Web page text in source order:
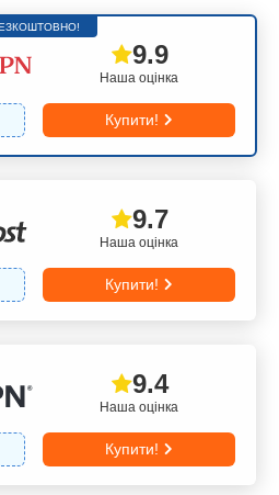
БЕЗКОШТОВНО!
Наша оцінка
9.9
Купити!
Наша оцінка
9.7
Купити!
Наша оцінка
9.4
Купити!